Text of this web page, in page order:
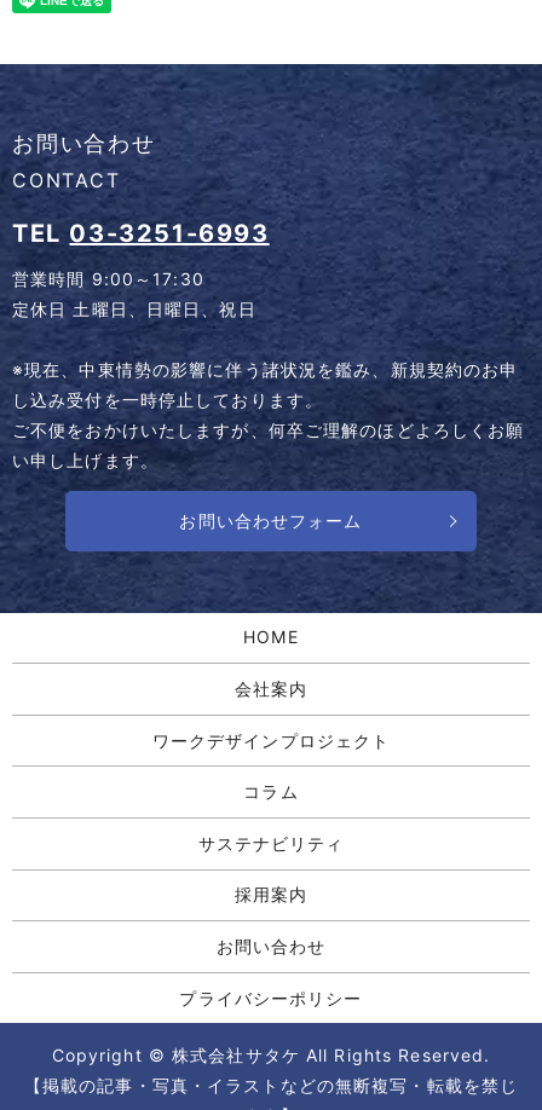
お問い合わせ
CONTACT
TEL 03-3251-6993
営業時間 9:00～17:30
定休日 土曜日、日曜日、祝日
※現在、中東情勢の影響に伴う諸状況を鑑み、新規契約のお申
し込み受付を一時停止しております。
ご不便をおかけいたしますが、何卒ご理解のほどよろしくお願
い申し上げます。
お問い合わせフォーム
HOME
会社案内
ワークデザインプロジェクト
コラム
サステナビリティ
採用案内
お問い合わせ
プライバシーポリシー
Copyright © 株式会社サタケ All Rights Reserved.
【掲載の記事・写真・イラストなどの無断複写・転載を禁じ